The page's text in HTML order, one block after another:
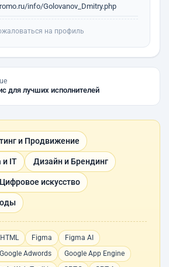
info/Golovanov_Dmitry.php
на профиль
для лучших исполнителей
и Продвижение
и IT Дизайн и Брендинг
искусство
Figma
Figma AI
Google Adwords
Google App Engine